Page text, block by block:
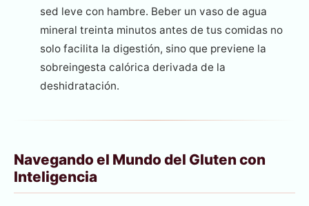
sed leve con hambre. Beber un vaso de agua
mineral treinta minutos antes de tus comidas no
solo facilita la digestión, sino que previene la
sobreingesta calórica derivada de la
deshidratación.
Navegando el Mundo del Gluten con
Inteligencia